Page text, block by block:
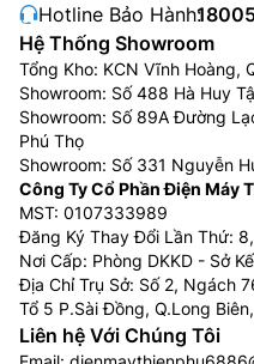
Hotline Bảo Hành:
Hệ Thống Showroom
Tổng Kho: KCN Vĩnh Hoàng,
Showroom: Số 488 Hà Huy
Showroom: Số 89A Đường
Phú Thọ
Showroom: Số 331 Nguyễn
Công Ty Cổ Phần Điện Máy
MST: 0107333989
Đăng Ký Thay Đổi Lần Thứ:
Nơi Cấp: Phòng DKKD - Sở
Địa Chỉ Trụ Sở: Số 2, Ngách
Tổ 5 P.Sài Đồng, Q.Long
Liên hệ Với Chúng Tôi